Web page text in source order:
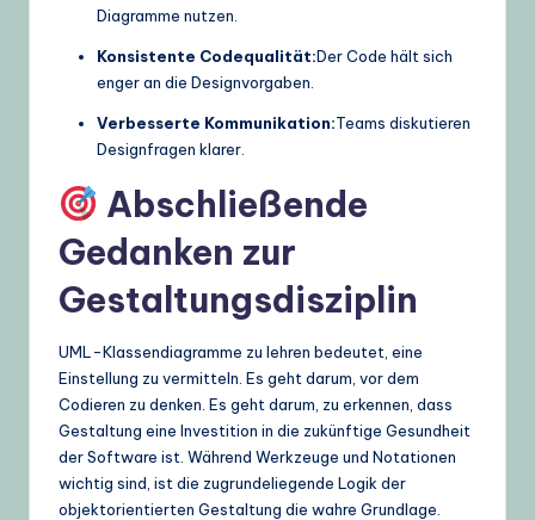
Diagramme nutzen.
Konsistente Codequalität:Der Code hält sich
enger an die Designvorgaben.
Verbesserte Kommunikation:Teams diskutieren
Designfragen klarer.
Abschließende
Gedanken zur
Gestaltungsdisziplin
UML-Klassendiagramme zu lehren bedeutet, eine
Einstellung zu vermitteln. Es geht darum, vor dem
Codieren zu denken. Es geht darum, zu erkennen, dass
Gestaltung eine Investition in die zukünftige Gesundheit
der Software ist. Während Werkzeuge und Notationen
wichtig sind, ist die zugrundeliegende Logik der
objektorientierten Gestaltung die wahre Grundlage.